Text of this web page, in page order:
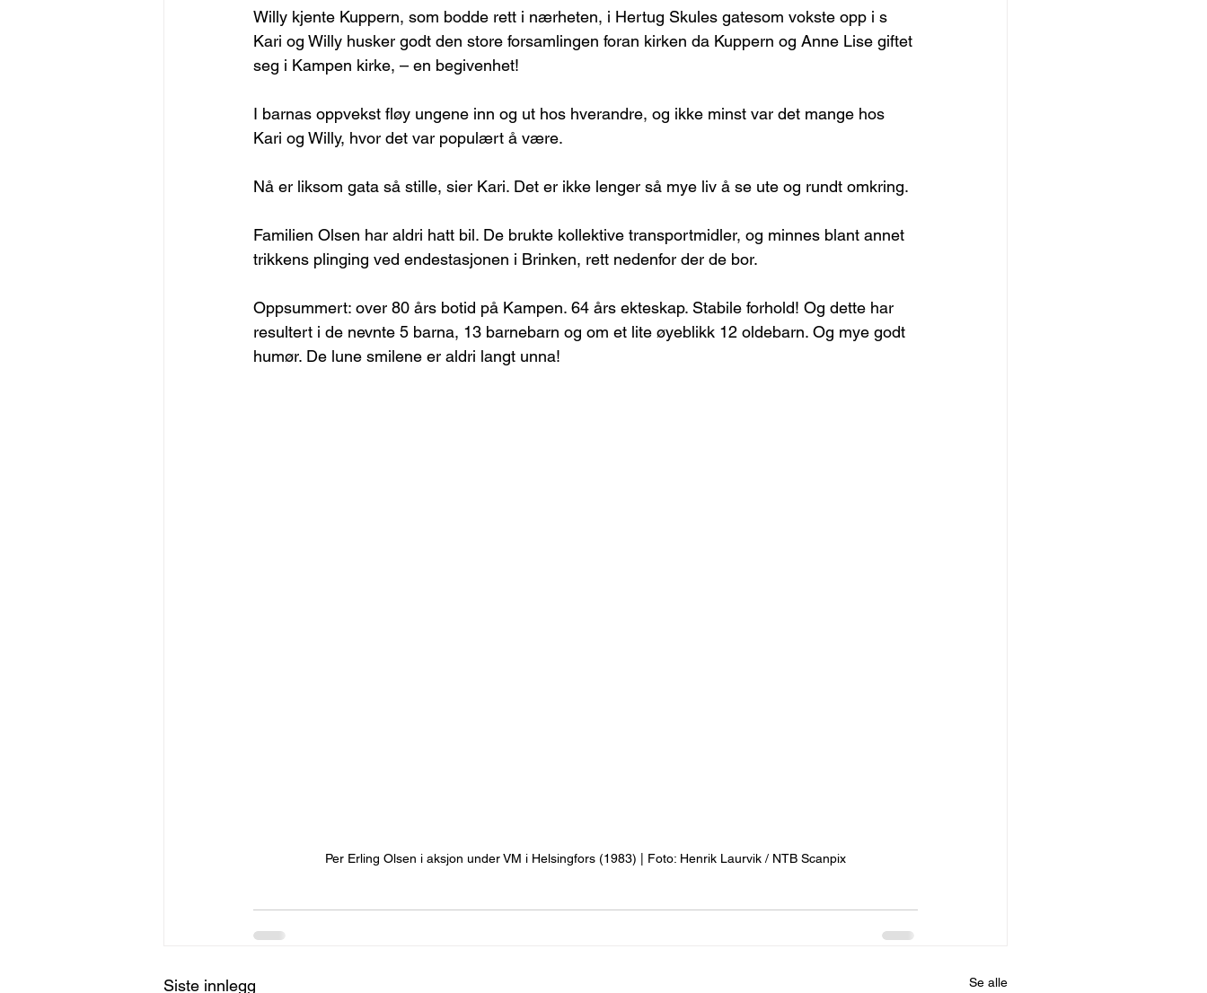
Willy kjente Kuppern, som bodde rett i nærheten, i Hertug Skules gatesom vokste opp i s
Kari og Willy husker godt den store forsamlingen foran kirken da Kuppern og Anne Lise giftet
seg i Kampen kirke, – en begivenhet!
I barnas oppvekst fløy ungene inn og ut hos hverandre, og ikke minst var det mange hos
Kari og Willy, hvor det var populært å være.
Nå er liksom gata så stille, sier Kari. Det er ikke lenger så mye liv å se ute og rundt omkring.
Familien Olsen har aldri hatt bil. De brukte kollektive transportmidler, og minnes blant annet
trikkens plinging ved endestasjonen i Brinken, rett nedenfor der de bor.
Oppsummert: over 80 års botid på Kampen. 64 års ekteskap. Stabile forhold! Og dette har
resultert i de nevnte 5 barna, 13 barnebarn og om et lite øyeblikk 12 oldebarn. Og mye godt
humør. De lune smilene er aldri langt unna!
Per Erling Olsen i aksjon under VM i Helsingfors (1983) | Foto: Henrik Laurvik / NTB Scanpix
Siste innlegg Se alle